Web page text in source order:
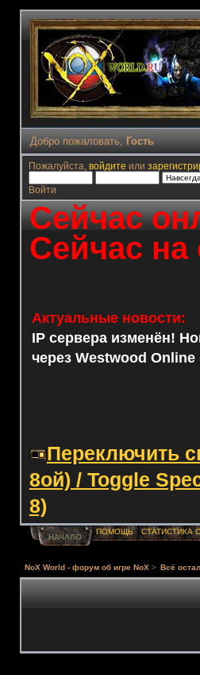
Добро пожаловать, Гость
Пожалуйста, войдите или
Войти
Сейчас
Сейчас на
Актуальные новости:
IP сервера изменён!
через Westwood Online
Переключить
8ой) / Toggle
8)
НАЧАЛО
ПОМОЩЬ СТАТИСТИКА
NoX World - форум об игре NoX > Всё